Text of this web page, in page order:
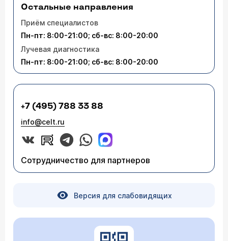
Остальные направления
Приём специалистов
Пн-пт: 8:00-21:00; сб-вс: 8:00-20:00
Лучевая диагностика
Пн-пт: 8:00-21:00; сб-вс: 8:00-20:00
+7 (495) 788 33 88
info@celt.ru
Сотрудничество для партнеров
Версия для слабовидящих